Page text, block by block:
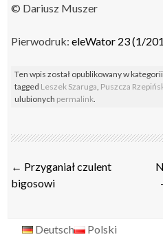
© Dariusz Muszer
Pierwodruk:eleWator 23 (1/
Ten wpis został opublikowany w kategorii
tagged Leszek Szaruga Puszcza
ulubionych permalink
Post
navigation
← Przyganiał czulent
bigosowi
Deutsch Polski